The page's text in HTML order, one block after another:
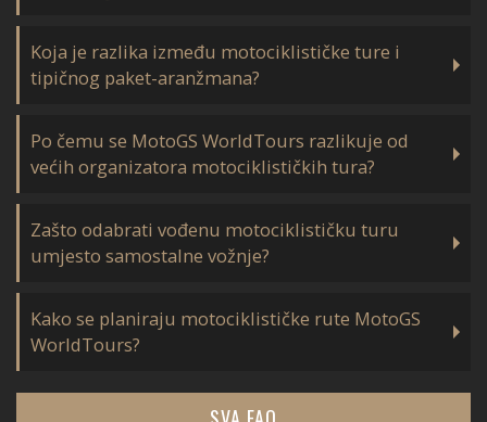
Koja je razlika između motociklističke ture i
tipičnog paket-aranžmana?
Po čemu se MotoGS WorldTours razlikuje od
većih organizatora motociklističkih tura?
Zašto odabrati vođenu motociklističku turu
umjesto samostalne vožnje?
Kako se planiraju motociklističke rute MotoGS
WorldTours?